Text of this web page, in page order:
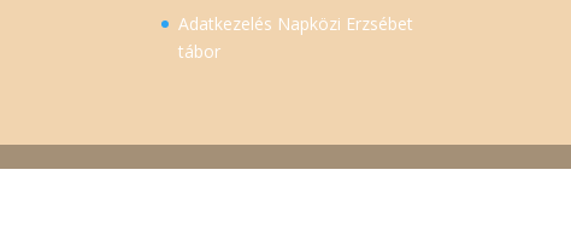
Adatkezelés Napközi Erzsébet
tábor